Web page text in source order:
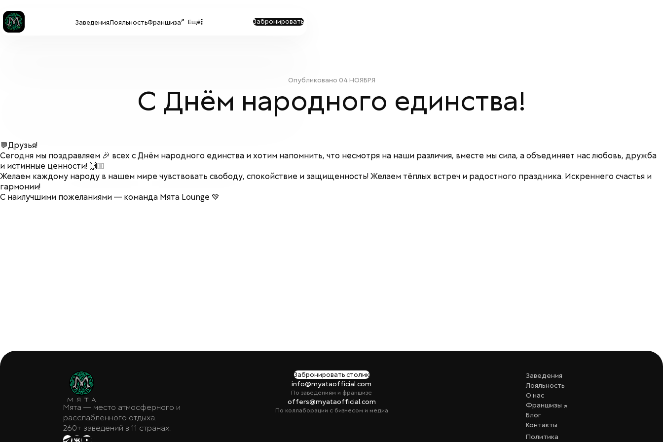
ЗаведенияЛояльностьФраншиза Ещё Забронировать
Опубликовано 04 НОЯБРЯ
С Днём народного единства!
💬Друзья!
Сегодня мы поздравляем 🎉 всех с Днём народного единства и хотим напомнить, что несмотря на наши различия, вместе мы сила, а объединяет нас любовь, дружба
и истинные ценности! 🙌🏼
Желаем каждому народу в нашем мире чувствовать свободу, спокойствие и защищенность! Желаем тёплых встреч и радостного праздника. Искреннего счастья и
гармонии!
С наилучшими пожеланиями — команда Мята Lounge 💚
Мята — место атмосферного и
расслабленного отдыха.
260+ заведений в 11 странах.
Забронировать столик
info@myataofficial.com
По заведениям и франшизе
offers@myataofficial.com
По коллаборации с бизнесом и медиа
Заведения
Лояльность
О нас
Франшизы
Блог
Контакты
Политика